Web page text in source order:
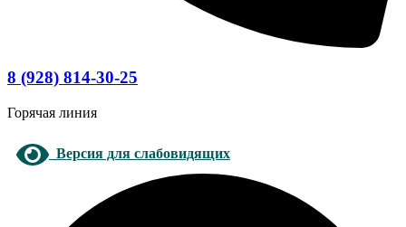
8 (928) 814-30-25
Горячая линия
Версия для слабовидящих